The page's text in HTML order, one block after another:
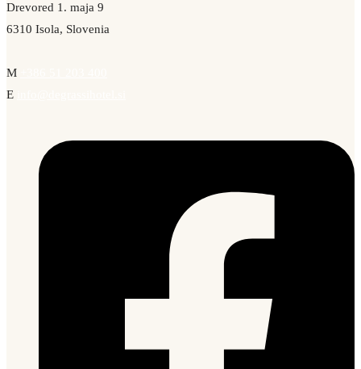
Drevored 1. maja 9
6310 Isola, Slovenia
M
E